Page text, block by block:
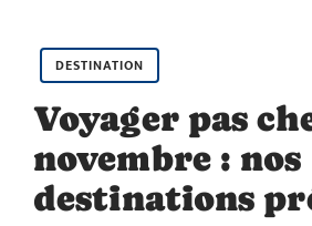
DESTINATION
Voyager pas
novembre : nos
destinations